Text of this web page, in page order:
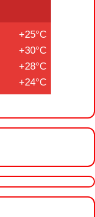
+25°C
+30°C
+28°C
+24°C